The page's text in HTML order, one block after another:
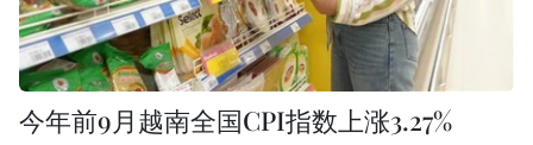
今年前9月越南全国CPI指数上涨3.27%